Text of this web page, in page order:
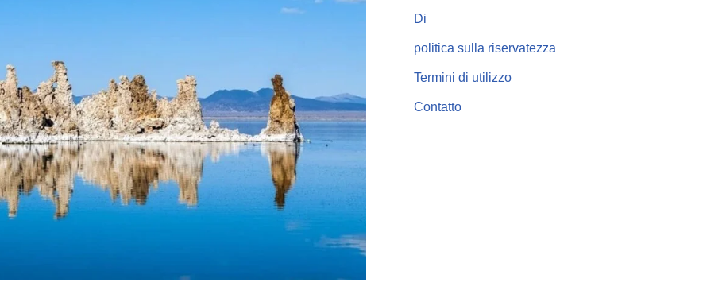
Di
politica sulla riservatezza
Termini di utilizzo
Contatto